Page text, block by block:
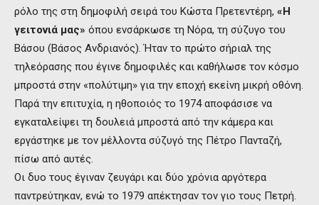
ρόλο της στη δημοφιλή σειρά του Κώστα Πρετεντέρη, «Η
γειτονιά μας» όπου ενσάρκωσε τη Νόρα, τη σύζυγο του
Βάσου (Βάσος Ανδριανός). Ήταν το πρώτο σήριαλ της
τηλεόρασης που έγινε δημοφιλές και καθήλωσε τον κόσμο
μπροστά στην «πολύτιμη» για την εποχή εκείνη μικρή οθόνη.
Παρά την επιτυχία, η ηθοποιός το 1974 αποφάσισε να
εγκαταλείψει τη δουλειά μπροστά από την κάμερα και
εργάστηκε με τον μέλλοντα σύζυγό της Πέτρο Πανταζή,
πίσω από αυτές.
Οι δυο τους έγιναν ζευγάρι και δύο χρόνια αργότερα
παντρεύτηκαν, ενώ το 1979 απέκτησαν τον γιο τους Πετρή.